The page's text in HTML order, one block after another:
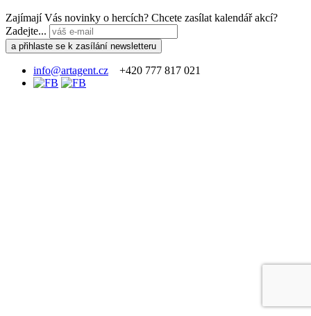
Zajímají Vás novinky o hercích? Chcete zasílat kalendář akcí?
Zadejte...
info@artagent.cz +420 777 817 021